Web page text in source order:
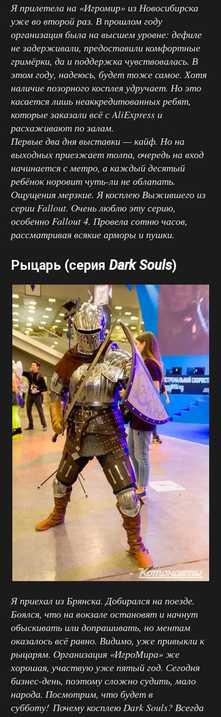
Я прилетела на «Игромир» из Новосибирска
уже во второй раз. В прошлом году
организация была на высшем уровне: дефиле
не задерживали, предоставили комфортные
гримёрки, да и поддержка чувствовалась. В
этом году, надеюсь, будет тоже самое. Хотя
наличие позорного косплея удручает. Но это
касается лишь неаккредитованных ребят,
которые заказали всё с AliExpress и
расхаживают по залам.
Первые два дня выставки — кайф. Но на
выходных приезжает толпа, очередь на вход
начинается с метро, а каждый десятый
ребёнок норовит чуть-ли не облапать.
Ощущения мерзкие. Я косплею Выжившего из
серии Fallout. Очень люблю эту серию,
особенно Fallout 4. Провела сотню часов,
рассматривая всякие арморы и пушки.
Рыцарь (серия Dark Souls)
Я приехал из Брянска. Добирался на поезде.
Боялся, что на вокзале остановят и начнут
обыскивать или допрашивать, но ментам
оказалось всё равно. Видимо, уже привыкли к
рыцарям. Организация «ИгроМира» же
хорошая, участвую уже пятый год. Сегодня
бизнес-день, поэтому сложно судить, мало
народа. Посмотрим, что будет в
субботу! Почему косплею Dark Souls? Всегда